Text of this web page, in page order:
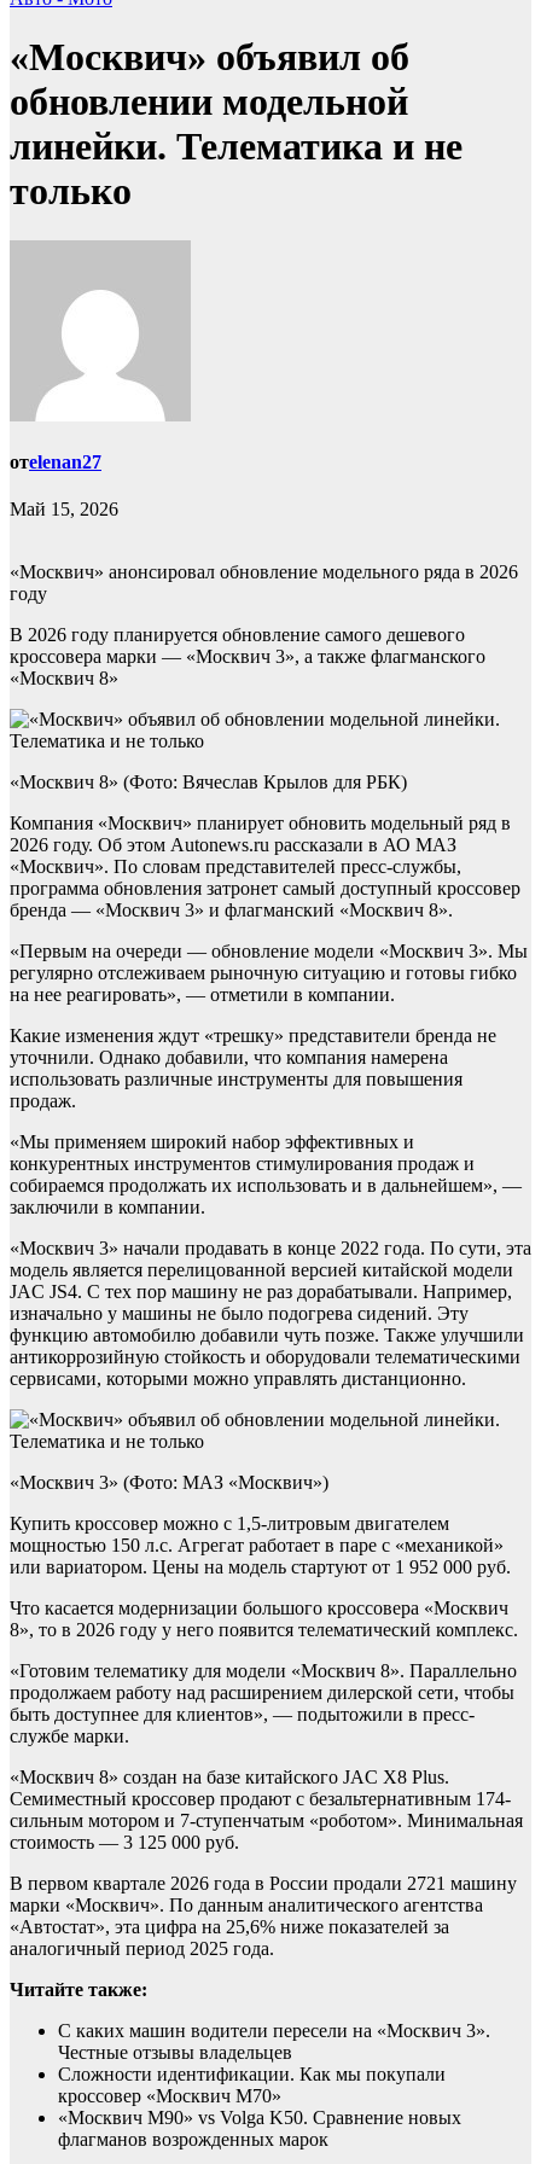
«Москвич» объявил об
обновлении модельной
линейки. Телематика и не
только
отelenan27
Май 15, 2026
«Москвич» анонсировал обновление модельного ряда в 2026
году
В 2026 году планируется обновление самого дешевого
кроссовера марки — «Москвич 3», а также флагманского
«Москвич 8»
«Москвич 8» (Фото: Вячеслав Крылов для РБК)
Компания «Москвич» планирует обновить модельный ряд в
2026 году. Об этом Autonews.ru рассказали в АО МАЗ
«Москвич». По словам представителей пресс-службы,
программа обновления затронет самый доступный кроссовер
бренда — «Москвич 3» и флагманский «Москвич 8».
«Первым на очереди — обновление модели «Москвич 3». Мы
регулярно отслеживаем рыночную ситуацию и готовы гибко
на нее реагировать», — отметили в компании.
Какие изменения ждут «трешку» представители бренда не
уточнили. Однако добавили, что компания намерена
использовать различные инструменты для повышения
продаж.
«Мы применяем широкий набор эффективных и
конкурентных инструментов стимулирования продаж и
собираемся продолжать их использовать и в дальнейшем», —
заключили в компании.
«Москвич 3» начали продавать в конце 2022 года. По сути, эта
модель является перелицованной версией китайской модели
JAC JS4. С тех пор машину не раз дорабатывали. Например,
изначально у машины не было подогрева сидений. Эту
функцию автомобилю добавили чуть позже. Также улучшили
антикоррозийную стойкость и оборудовали телематическими
сервисами, которыми можно управлять дистанционно.
«Москвич 3» (Фото: МАЗ «Москвич»)
Купить кроссовер можно с 1,5-литровым двигателем
мощностью 150 л.с. Агрегат работает в паре с «механикой»
или вариатором. Цены на модель стартуют от 1 952 000 руб.
Что касается модернизации большого кроссовера «Москвич
8», то в 2026 году у него появится телематический комплекс.
«Готовим телематику для модели «Москвич 8». Параллельно
продолжаем работу над расширением дилерской сети, чтобы
быть доступнее для клиентов», — подытожили в пресс-
службе марки.
«Москвич 8» создан на базе китайского JAC X8 Plus.
Семиместный кроссовер продают с безальтернативным 174-
сильным мотором и 7-ступенчатым «роботом». Минимальная
стоимость — 3 125 000 руб.
В первом квартале 2026 года в России продали 2721 машину
марки «Москвич». По данным аналитического агентства
«Автостат», эта цифра на 25,6% ниже показателей за
аналогичный период 2025 года.
Читайте также:
С каких машин водители пересели на «Москвич 3».
Честные отзывы владельцев
Сложности идентификации. Как мы покупали
кроссовер «Москвич М70»
«Москвич M90» vs Volga K50. Сравнение новых
флагманов возрожденных марок